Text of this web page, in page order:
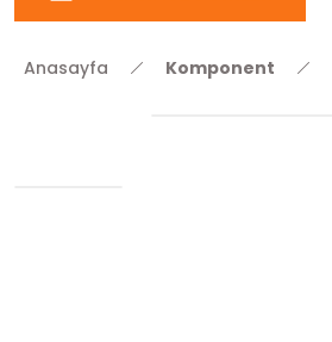
Anasayfa Komponent